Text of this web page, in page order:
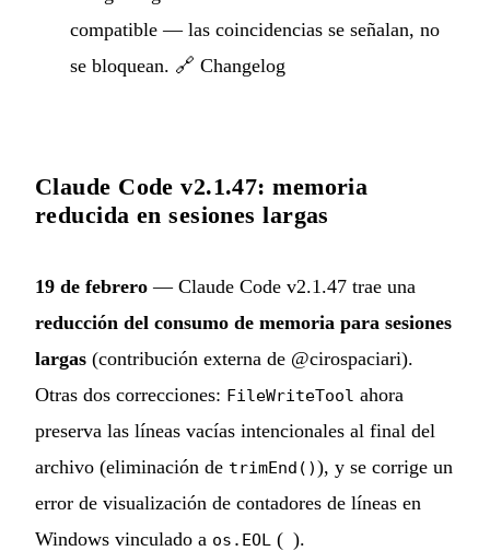
compatible — las coincidencias se señalan, no
se bloquean. 🔗 Changelog
Claude Code v2.1.47: memoria
reducida en sesiones largas
19 de febrero — Claude Code v2.1.47 trae una
reducción del consumo de memoria para sesiones
largas (contribución externa de @cirospaciari).
Otras dos correcciones: FileWriteTool ahora
preserva las líneas vacías intencionales al final del
archivo (eliminación de trimEnd()), y se corrige un
error de visualización de contadores de líneas en
Windows vinculado a os.EOL ( ).